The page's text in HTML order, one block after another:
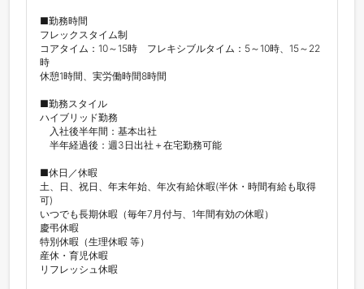
■勤務時間
フレックスタイム制
コアタイム：10～15時　フレキシブルタイム：5～10時、15～22
時
休憩1時間、実労働時間8時間
■勤務スタイル
ハイブリッド勤務
入社後半年間：基本出社
半年経過後：週3日出社＋在宅勤務可能
■休日／休暇
土、日、祝日、年末年始、年次有給休暇(半休・時間有給も取得
可)
いつでも長期休暇（毎年7月付与、1年間有効の休暇）
慶弔休暇
特別休暇（生理休暇 等）
産休・育児休暇
リフレッシュ休暇